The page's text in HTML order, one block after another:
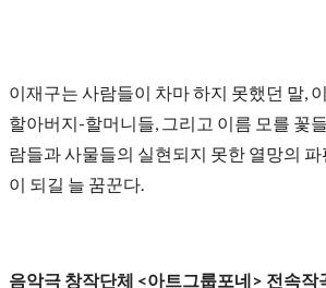
이재구는 사람들이 차마 하지 못했던 말,
할아버지-할머니들, 그리고 이름 모를 꽃
람들과 사물들의 실현되지 못한 열망의
이 되길 늘 꿈꾼다.
음악극 창작단체 <아트그룹포네> 전속작